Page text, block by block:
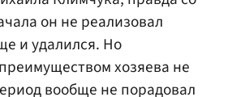
он не реализовал
и удалился. Но
хозяева не
вообще не порадовал